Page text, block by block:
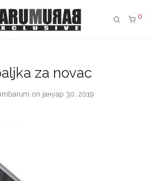
0
za novac
on јануар 30, 2019